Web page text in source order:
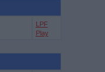
LPF
Play